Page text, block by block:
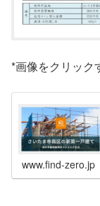
*画像をクリック
www.find-zero.jp